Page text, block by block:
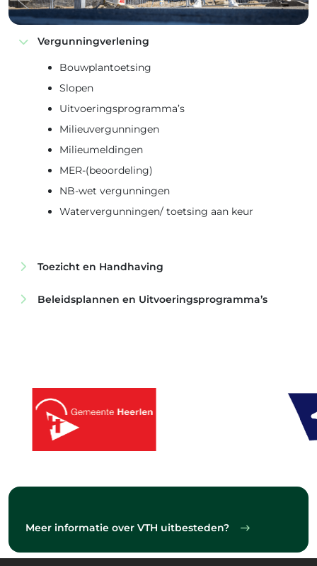
Vergunningverlening
Bouwplantoetsing
Slopen
Uitvoeringsprogramma’s
Milieuvergunningen
Milieumeldingen
MER-(beoordeling)
NB-wet vergunningen
Watervergunningen/ toetsing aan keur
Toezicht en Handhaving
Bouwtoezicht
(Constructief) toezicht bij evenementen
Beleidsplannen en Uitvoeringsprogramma’s
Meer informatie over VTH uitbesteden?